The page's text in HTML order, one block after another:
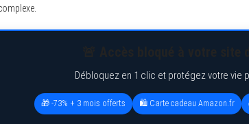
Débloquez en 1 clic et protégez votre vie
🎁 -73% + 3 mois offerts 🛍️ Carte cadeau Amazon.fr